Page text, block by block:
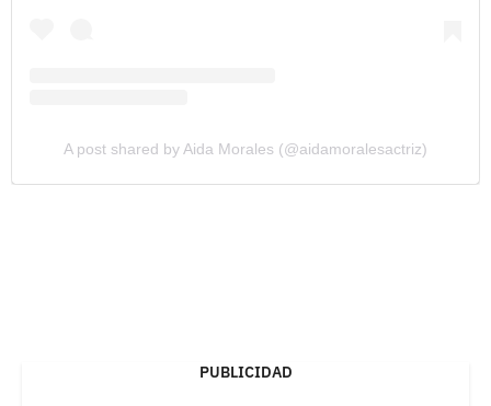
A post shared by Aida Morales (@aidamoralesactriz)
PUBLICIDAD